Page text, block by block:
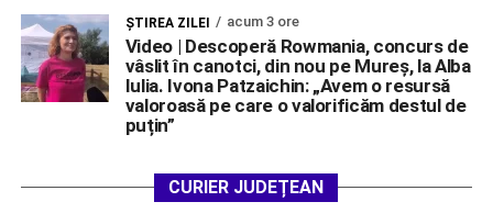
ŞTIREA ZILEI acum 3 ore
Video | Descoperă Rowmania, concurs de
vâslit în canotci, din nou pe Mureș, la Alba
Iulia. Ivona Patzaichin: „Avem o resursă
valoroasă pe care o valorificăm destul de
puțin”
CURIER JUDEȚEAN